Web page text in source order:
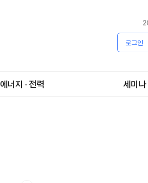
로그인
에너지 · 전력 세미나